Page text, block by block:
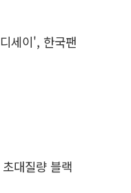
세이', 한국팬
대질량 블랙